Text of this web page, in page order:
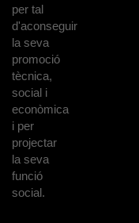
per tal
d'aconseguir
la seva
promoció
tècnica,
social i
econòmica
i per
projectar
la seva
funció
social.